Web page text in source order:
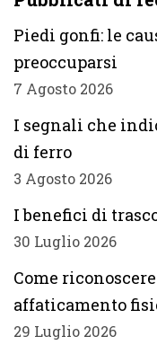
Piedi gonfi: le
preoccuparsi
7 Agosto 2026
I segnali che
di ferro
3 Agosto 2026
I benefici di
30 Luglio 2026
Come
affaticamento
29 Luglio 2026